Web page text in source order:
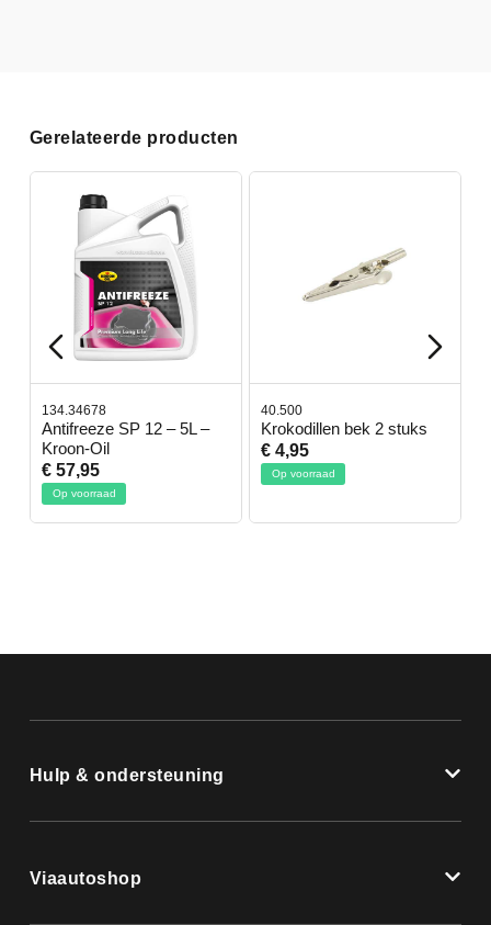
Gerelateerde producten
134.34678
Antifreeze SP 12 – 5L –
Kroon-Oil
€ 57,95
Op voorraad
40.500
Krokodillen bek 2 stuks
€ 4,95
Op voorraad
Hulp & ondersteuning
Viaautoshop